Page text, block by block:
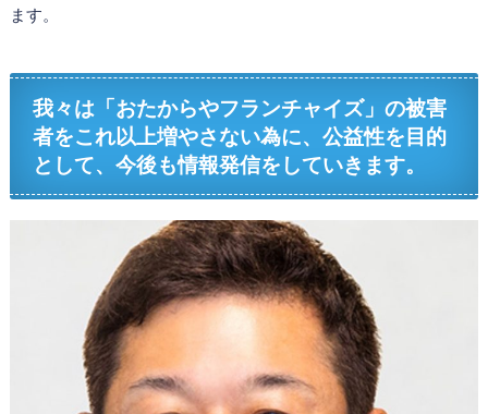
ます。
我々は「おたからやフランチャイズ」の被害
者をこれ以上増やさない為に、公益性を目的
として、今後も情報発信をしていきます。